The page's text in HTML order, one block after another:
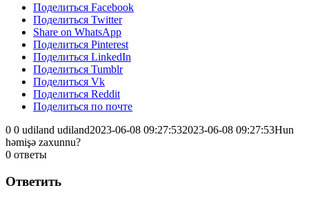
Поделиться Facebook
Поделиться Twitter
Share on WhatsApp
Поделиться Pinterest
Поделиться LinkedIn
Поделиться Tumblr
Поделиться Vk
Поделиться Reddit
Поделиться по почте
0 0 udiland udiland2023-06-08 09:27:532023-06-08 09:27:53Hun
həmişə zaxunnu?
0 ответы
Ответить